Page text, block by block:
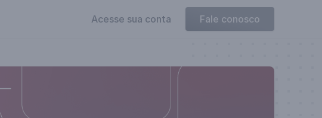
Acesse sua conta Fale conosco